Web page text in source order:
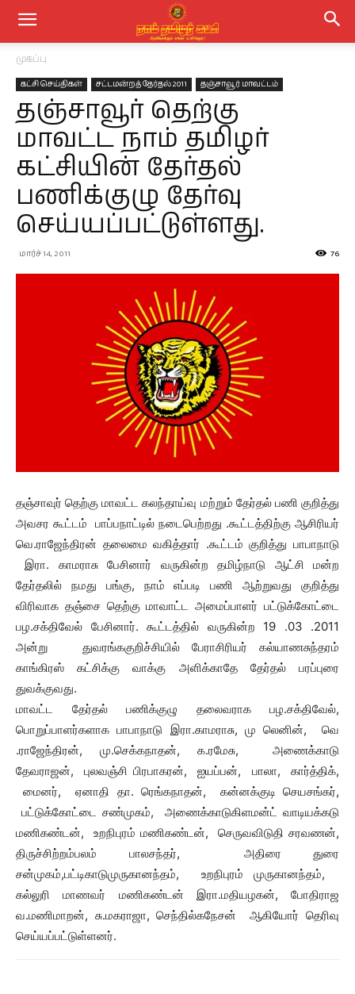
முகப்பு
கட்சி செய்திகள் சட்டமன்றத் தேர்தல் 2011 தஞ்சாவூர் மாவட்டம்
தஞ்சாவூர் தெற்கு
மாவட்ட நாம் தமிழர்
கட்சியின் தேர்தல்
பணிக்குழு தேர்வு
செய்யப்பட்டுள்ளது.
மார்ச் 14, 2011 76
தஞ்சாவுர் தெற்கு மாவட்ட கலந்தாய்வு மற்றும் தேர்தல் பணி குறித்து
அவசர கூட்டம் பாப்பநாட்டில் நடைபெற்றது .கூட்டத்திற்கு ஆசிரியர்
வெ.ராஜேந்திரன் தலைமை வகித்தார் .கூட்டம் குறித்து பாபாநாடு
இரா. காமராசு பேசினார் வருகின்ற தமிழ்நாடு ஆட்சி மன்ற
தேர்தலில் நமது பங்கு, நாம் எப்படி பணி ஆற்றுவது குறித்து
விரிவாக தஞ்சை தெற்கு மாவாட்ட அமைப்பாளர் பட்டுக்கோட்டை
பழ.சக்திவேல் பேசினார். கூட்டத்தில் வருகின்ற 19 .03 .2011
அன்று துவரங்ககுறிச்சியில் பேராசிரியர் கல்யாணசுந்தரம்
காங்கிரஸ் கட்சிக்கு வாக்கு அளிக்காதே தேர்தல் பரப்புரை
துவக்குவது.
மாவட்ட தேர்தல் பணிக்குழு தலைவராக பழ.சக்திவேல்,
பொறுப்பாளர்களாக பாபாநாடு இரா.காமராசு, மு லெனின், வெ
.ராஜேந்திரன், மு.செக்கநாதன், க.ரமேசு, அணைக்காடு
தேவராஜன், புலவஞ்சி பிரபாகரன், ஐயப்பன், பாலா, கார்த்திக்,
மைனர், ஏனாதி தா. ரெங்கநாதன், கன்னக்குடி செயசங்கர்,
பட்டுக்கோட்டை சண்முகம், அணைக்காடுகிளமன்ட் வாடியக்கடு
மணிகண்டன், உறநிபுரம் மணிகண்டன், செருவவிடுதி சரவணன்,
திருச்சிற்றம்பலம் பாலசந்தர், அதிரை துரை
சன்முகம்,பட்டிகாடுமுருகானந்தம், உறநிபுரம் முருகானந்தம்,
கல்லுரி மாணவர் மணிகண்டன் இரா.மதியழகன், போதிராஜ
வ.மணிமாறன், சு.மகராஜா, செந்தில்கநேசன் ஆகியோர் தெரிவு
செய்யப்பட்டுள்ளனர்.